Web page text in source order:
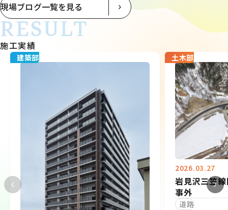
現場ブログ一覧を見る
施工実績
RESULT
建築部 土木部
2026.03.27
岩見沢三笠
事外
道路